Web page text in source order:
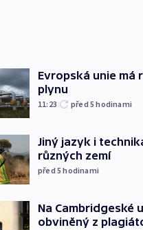
Evropská unie má
plynu
11:23 před 5hodinami
Jiný jazyk i
různých zemí
před 5hodinami
Na Cambridgeské
obviněný z